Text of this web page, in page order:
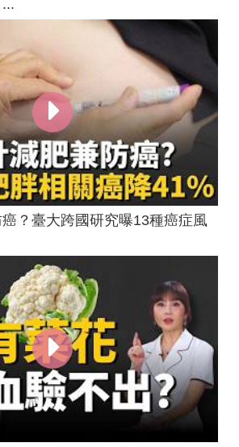
？臺大跨國研究曝13種癌症風